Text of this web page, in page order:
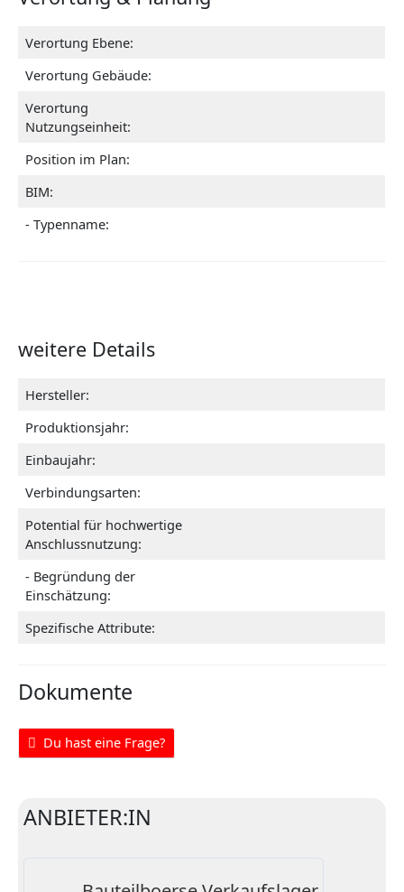
Verortung Ebene:
Verortung Gebäude:
Verortung
Nutzungseinheit:
Position im Plan:
BIM:
- Typenname:
weitere Details
Hersteller:
Produktionsjahr:
Einbaujahr:
Verbindungsarten:
Potential für hochwertige
Anschlussnutzung:
- Begründung der
Einschätzung:
Spezifische Attribute:
Dokumente
Du hast eine Frage?
ANBIETER:IN